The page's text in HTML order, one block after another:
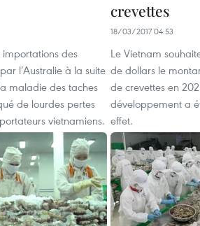
importations des
l’Australie à la suite
maladie des taches
de lourdes pertes
vietnamiens.
crevettes
18/03/2017 04:53
Le Vietnam
de dollars le
de crevettes en
développement a
effet.